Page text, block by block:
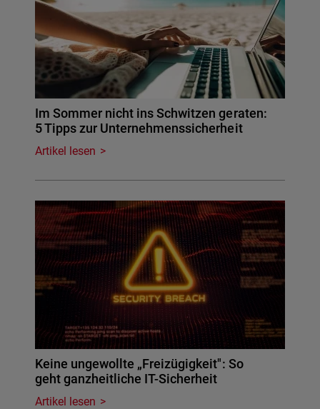
Im Sommer nicht ins Schwitzen geraten:
5 Tipps zur Unternehmenssicherheit
Artikel lesen
Keine ungewollte „Freizügigkeit": So
geht ganzheitliche IT-Sicherheit
Artikel lesen